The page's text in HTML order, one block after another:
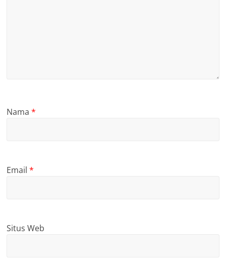
Nama*
Email*
Situs Web